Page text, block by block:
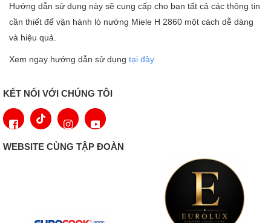
Hướng dẫn sử dụng này sẽ cung cấp cho bạn tất cả các thông tin
cần thiết để vận hành lò nướng Miele H 2860 một cách dễ dàng
và hiệu quả.
Xem ngay hướng dẫn sử dụng tại đây
KẾT NỐI VỚI CHÚNG TÔI
WEBSITE CÙNG TẬP ĐOÀN